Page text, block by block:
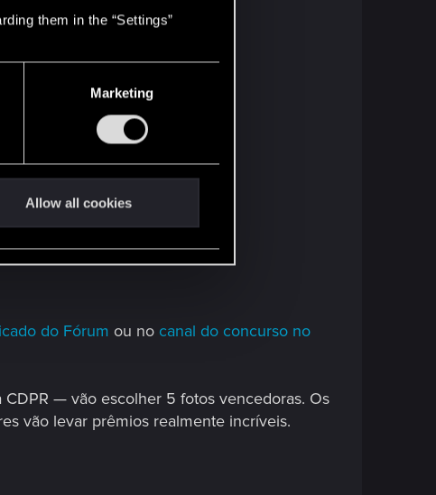
them in the “Settings”
Marketing
Allow all cookies
e PNJs.
do Fórum ou no canal do concurso no
— vão escolher 5 fotos vencedoras. Os
vão levar prêmios realmente incríveis.